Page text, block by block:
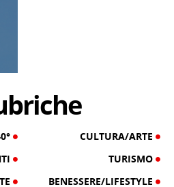
CULTURA/ARTE
TURISMO
BENESSERE/LIFESTYLE